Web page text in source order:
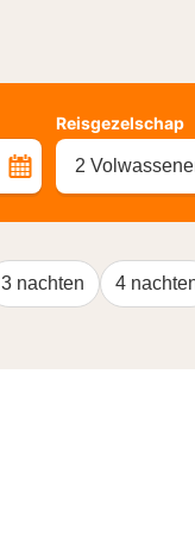
Reisgezelschap
2
3 nachten 4